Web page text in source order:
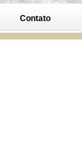
Contato